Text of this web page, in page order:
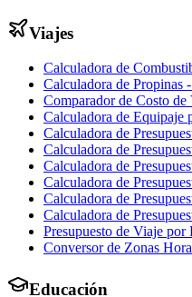
Viajes
Calculadora de
Calculadora de Propinas
Comparador de Costo
Calculadora de Equipaje
Calculadora de
Calculadora de
Calculadora de
Calculadora de
Calculadora de
Calculadora de
Presupuesto de Viaje por
Conversor de Zonas
Educación